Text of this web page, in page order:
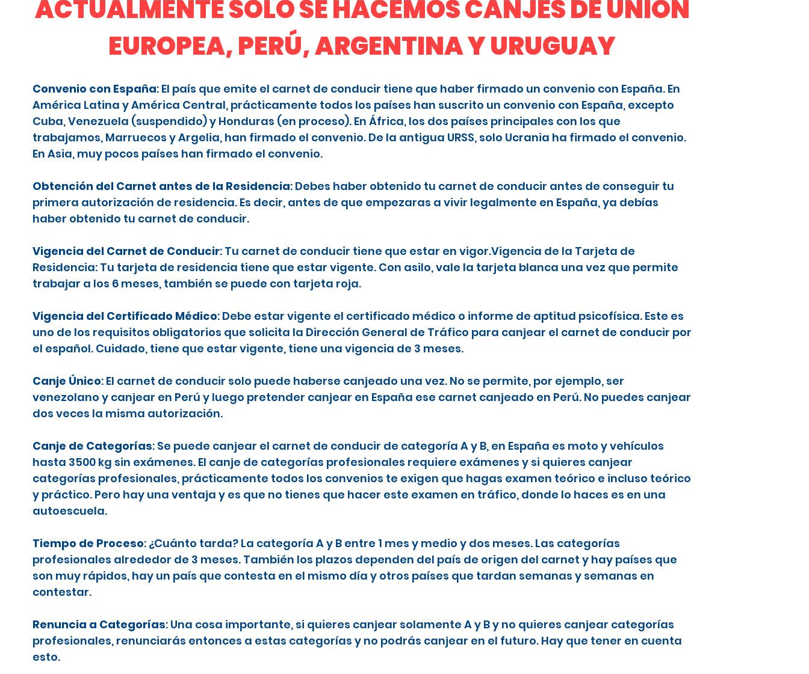
ACTUALMENTE SÓLO SE HACEMOS CANJES DE UNIÓN
EUROPEA, PERÚ, ARGENTINA Y URUGUAY
Convenio con España: El país que emite el carnet de conducir tiene que haber firmado un convenio con España. En
América Latina y América Central, prácticamente todos los países han suscrito un convenio con España, excepto
Cuba, Venezuela (suspendido) y Honduras (en proceso). En África, los dos países principales con los que
trabajamos, Marruecos y Argelia, han firmado el convenio. De la antigua URSS, solo Ucrania ha firmado el convenio.
En Asia, muy pocos países han firmado el convenio.
Obtención del Carnet antes de la Residencia: Debes haber obtenido tu carnet de conducir antes de conseguir tu
primera autorización de residencia. Es decir, antes de que empezaras a vivir legalmente en España, ya debías
haber obtenido tu carnet de conducir.
Vigencia del Carnet de Conducir: Tu carnet de conducir tiene que estar en vigor.Vigencia de la Tarjeta de
Residencia: Tu tarjeta de residencia tiene que estar vigente. Con asilo, vale la tarjeta blanca una vez que permite
trabajar a los 6 meses, también se puede con tarjeta roja.
Vigencia del Certificado Médico: Debe estar vigente el certificado médico o informe de aptitud psicofísica. Este es
uno de los requisitos obligatorios que solicita la Dirección General de Tráfico para canjear el carnet de conducir por
el español. Cuidado, tiene que estar vigente, tiene una vigencia de 3 meses.
Canje Único: El carnet de conducir solo puede haberse canjeado una vez. No se permite, por ejemplo, ser
venezolano y canjear en Perú y luego pretender canjear en España ese carnet canjeado en Perú. No puedes canjear
dos veces la misma autorización.
Canje de Categorías: Se puede canjear el carnet de conducir de categoría A y B, en España es moto y vehículos
hasta 3500 kg sin exámenes. El canje de categorías profesionales requiere exámenes y si quieres canjear
categorías profesionales, prácticamente todos los convenios te exigen que hagas examen teórico e incluso teórico
y práctico. Pero hay una ventaja y es que no tienes que hacer este examen en tráfico, donde lo haces es en una
autoescuela.
Tiempo de Proceso: ¿Cuánto tarda? La categoría A y B entre 1 mes y medio y dos meses. Las categorías
profesionales alrededor de 3 meses. También los plazos dependen del país de origen del carnet y hay países que
son muy rápidos, hay un país que contesta en el mismo día y otros países que tardan semanas y semanas en
contestar.
Renuncia a Categorías: Una cosa importante, si quieres canjear solamente A y B y no quieres canjear categorías
profesionales, renunciarás entonces a estas categorías y no podrás canjear en el futuro. Hay que tener en cuenta
esto.